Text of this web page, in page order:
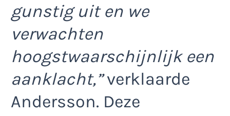
gunstig uit en we
verwachten
hoogstwaarschijnlijk een
aanklacht,”verklaarde
Andersson. Deze